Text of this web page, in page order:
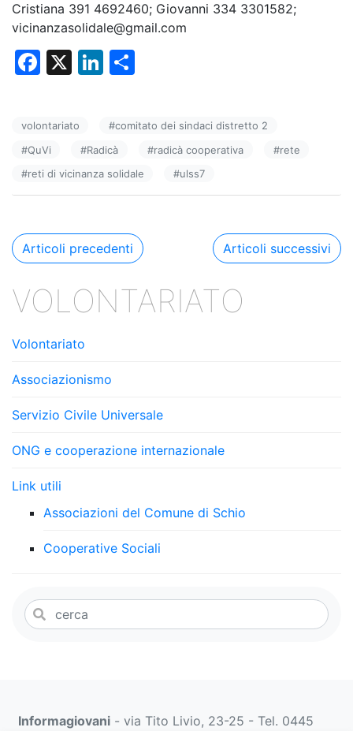
Cristiana 391 4692460; Giovanni 334 3301582;
vicinanzasolidale@gmail.com
F
e
b
o
k
X
Li
e
dI
n
di
vi
di
volontariato #comitato dei sindaci distretto 2
#QuVi #Radicà #radicà cooperativa #rete
#reti di vicinanza solidale #ulss7
Navigazione
Articoli precedenti Articoli successivi
VOLONTARIATO
Volontariato
Associazionismo
Servizio Civile Universale
ONG e cooperazione internazionale
Link utili
Associazioni del Comune di Schio
Cooperative Sociali
Informagiovani - via Tito Livio, 23-25 - Tel. 0445